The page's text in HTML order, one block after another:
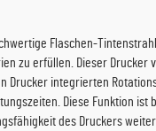
Flaschen-
zu erfüllen. Dieser
Drucker integrierten
Diese Funktion
des Druckers